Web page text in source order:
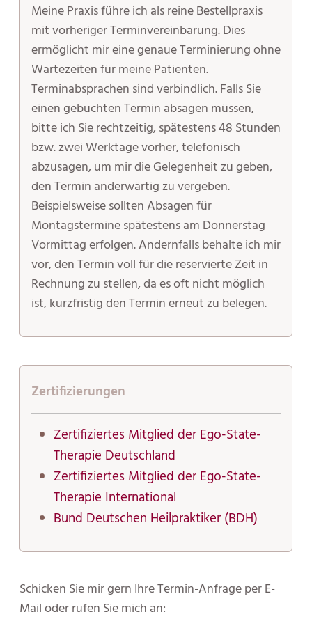
Meine Praxis führe ich als reine Bestellpraxis
mit vorheriger Terminvereinbarung. Dies
ermöglicht mir eine genaue Terminierung ohne
Wartezeiten für meine Patienten.
Terminabsprachen sind verbindlich. Falls Sie
einen gebuchten Termin absagen müssen,
bitte ich Sie rechtzeitig, spätestens 48 Stunden
bzw. zwei Werktage vorher, telefonisch
abzusagen, um mir die Gelegenheit zu geben,
den Termin anderwärtig zu vergeben.
Beispielsweise sollten Absagen für
Montagstermine spätestens am Donnerstag
Vormittag erfolgen. Andernfalls behalte ich mir
vor, den Termin voll für die reservierte Zeit in
Rechnung zu stellen, da es oft nicht möglich
ist, kurzfristig den Termin erneut zu belegen.
Zertifizierungen
Zertifiziertes Mitglied der Ego-State-
Therapie Deutschland
Zertifiziertes Mitglied der Ego-State-
Therapie International
Bund Deutschen Heilpraktiker (BDH)
Schicken Sie mir gern Ihre Termin-Anfrage per E-
Mail oder rufen Sie mich an: